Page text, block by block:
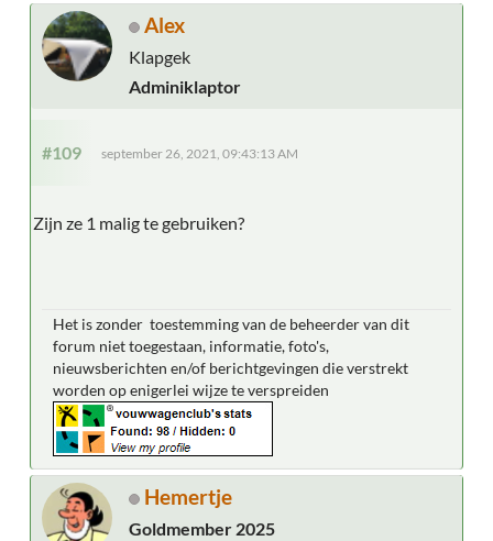
Alex
Klapgek
Adminiklaptor
#109 september 26, 2021, 09:43:13 AM
Zijn ze 1 malig te gebruiken?
Het is zonder toestemming van de beheerder van dit
forum niet toegestaan, informatie, foto's,
nieuwsberichten en/of berichtgevingen die verstrekt
worden op enigerlei wijze te verspreiden
Hemertje
Goldmember 2025